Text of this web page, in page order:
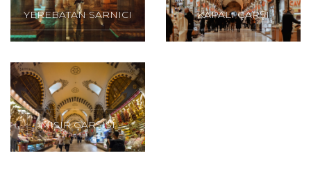
YEREBATAN SARNICI KAPALI ÇARŞI
MISIR ÇARŞISI